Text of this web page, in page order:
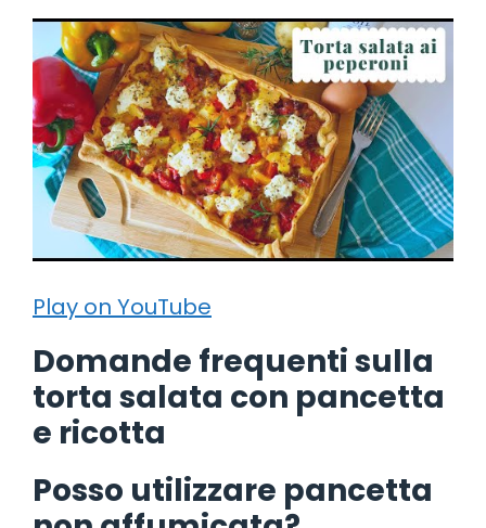
Play on YouTube
Domande frequenti sulla
torta salata con pancetta
e ricotta
Posso utilizzare pancetta